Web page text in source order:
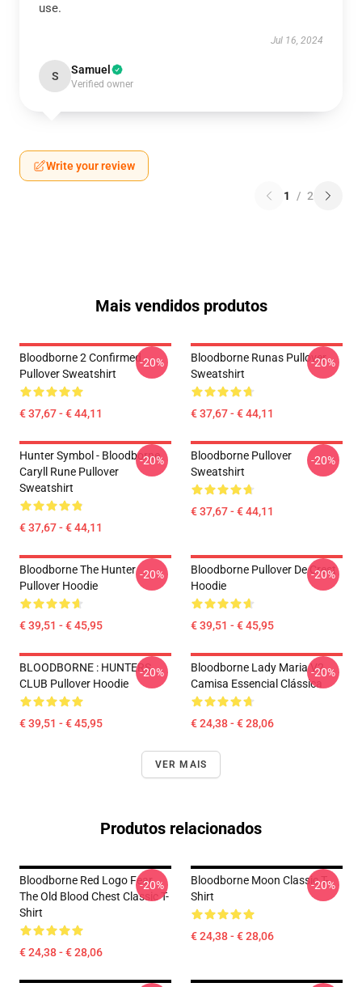
use.
Jul 16, 2024
S Samuel
Verified owner
Write your review
1 / 2
Mais vendidos produtos
Bloodborne 2 Confirmed
Pullover Sweatshirt
€ 37,67 - € 44,11
-20%
Bloodborne Runas Pullover
Sweatshirt
€ 37,67 - € 44,11
-20%
Hunter Symbol - Bloodborne
Caryll Rune Pullover
Sweatshirt
€ 37,67 - € 44,11
-20%
Bloodborne Pullover
Sweatshirt
€ 37,67 - € 44,11
-20%
Bloodborne The Hunter
Pullover Hoodie
€ 39,51 - € 45,95
-20%
Bloodborne Pullover De Crest
Hoodie
€ 39,51 - € 45,95
-20%
BLOODBORNE : HUNTERS
CLUB Pullover Hoodie
€ 39,51 - € 45,95
-20%
Bloodborne Lady Maria V2
Camisa Essencial Clássica
€ 24,38 - € 28,06
-20%
VER MAIS
Produtos relacionados
Bloodborne Red Logo Fear
The Old Blood Chest Classic T-
Shirt
€ 24,38 - € 28,06
-20%
Bloodborne Moon Classic T-
Shirt
€ 24,38 - € 28,06
-20%